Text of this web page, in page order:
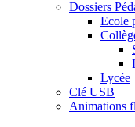
Dossiers
Ecole
Lycée
Clé USB
Animations